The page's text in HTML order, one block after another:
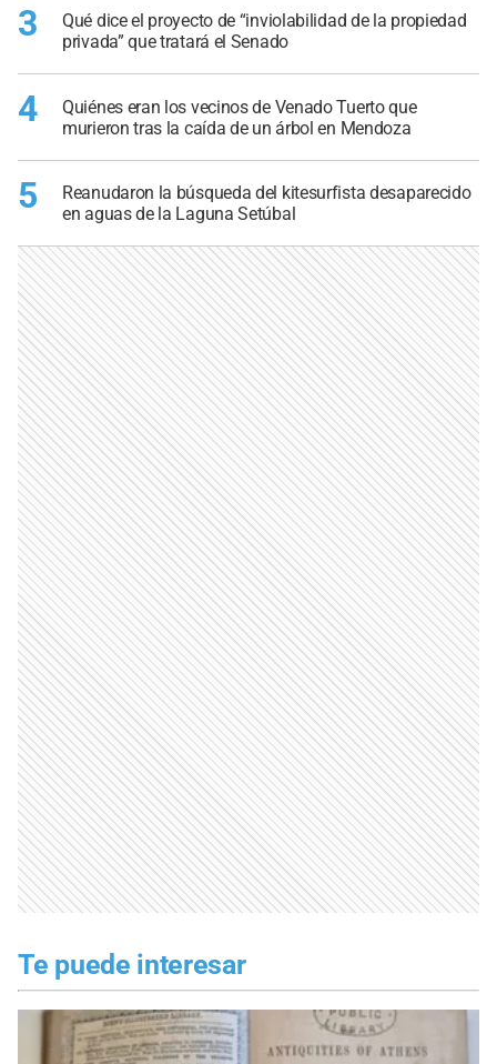
3
Qué dice el proyecto de “inviolabilidad de la propiedad
privada” que tratará el Senado
4
Quiénes eran los vecinos de Venado Tuerto que
murieron tras la caída de un árbol en Mendoza
5
Reanudaron la búsqueda del kitesurfista desaparecido
en aguas de la Laguna Setúbal
Te puede interesar